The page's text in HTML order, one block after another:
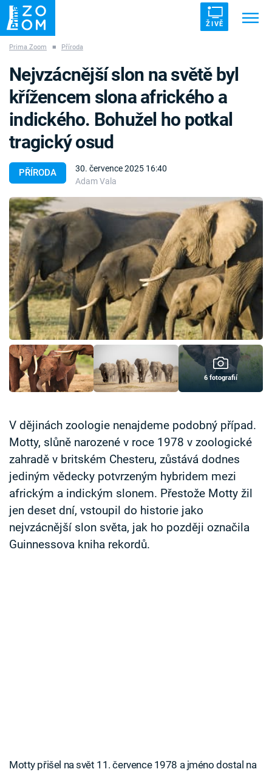
ŽIVĚ
ZÁHADY VETŘELCI DÁVNOVĚKU
Témata
Témata
Pořady
TV Program
Časopis
Sledujte prima+
Přihlášení
Prima Zoom ■ Příroda
PŘÍRODA
30. července 2025 16:40
Adam Vala
Nejvzácnější slon na světě byl
křížencem slona afrického a
indického. Bohužel ho potkal
tragický osud
6 fotografií
V dějinách zoologie nenajdeme podobný případ.
Motty, slůně narozené v roce 1978 v zoologické
zahradě v britském Chesteru, zůstává dodnes
jediným vědecky potvrzeným hybridem mezi
africkým a indickým slonem. Přestože Motty žil
jen deset dní, vstoupil do historie jako
nejvzácnější slon světa, jak ho později označila
Guinnessova kniha rekordů.
Motty přišel na svět 11. července 1978 a jméno dostal na